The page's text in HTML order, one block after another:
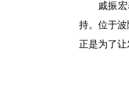
戚振
持。位于
正是为了